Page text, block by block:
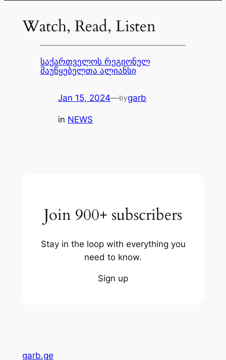
Watch, Read, Listen
საქართველოს რეგიონულ
მაუწყებელთა ალიანსი
Jan 15, 2024—bygarb
in NEWS
Join 900+ subscribers
Stay in the loop with everything you
need to know.
Sign up
garb.ge